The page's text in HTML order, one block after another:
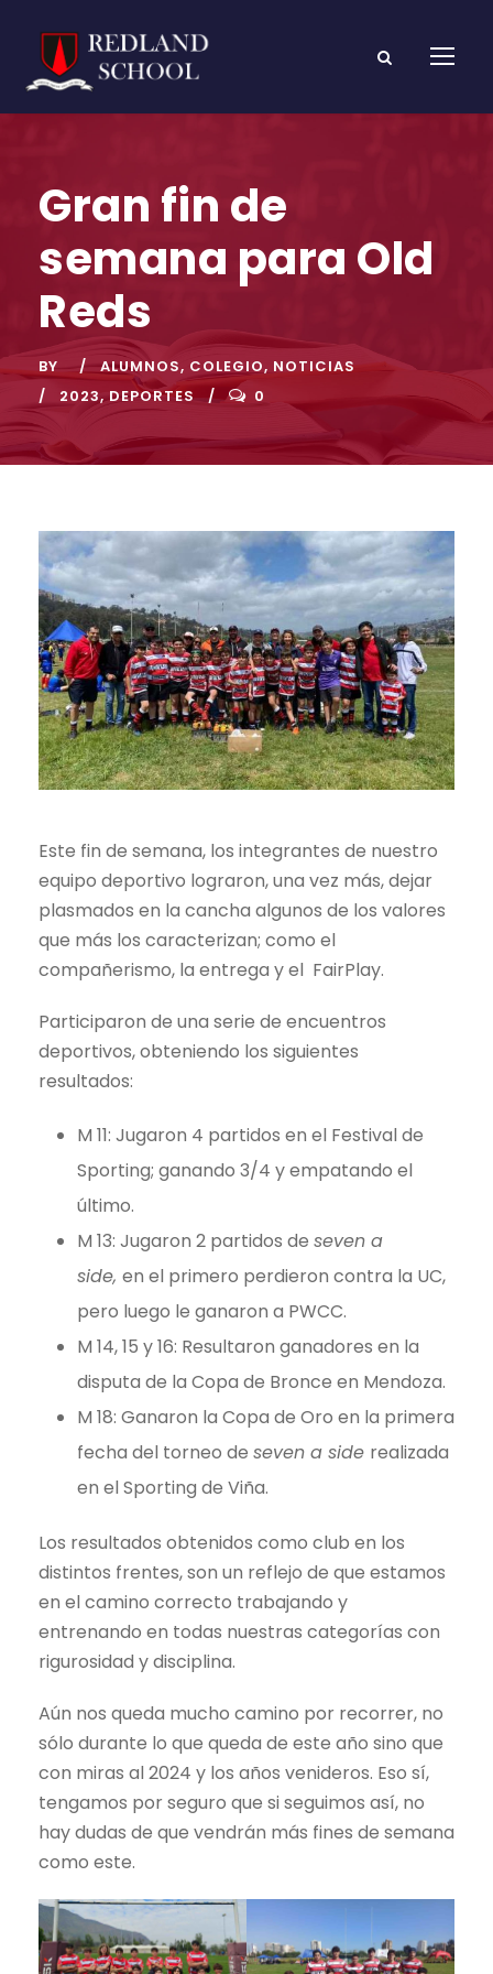
Gran fin de
semana para Old
Reds
BY ALUMNOS, COLEGIO, NOTICIAS
2023, DEPORTES 0
Este fin de semana, los integrantes de nuestro
equipo deportivo lograron, una vez más, dejar
plasmados en la cancha algunos de los valores
que más los caracterizan; como el
compañerismo, la entrega y el FairPlay.
Participaron de una serie de encuentros
deportivos, obteniendo los siguientes
resultados:
M 11: Jugaron 4 partidos en el Festival de
Sporting; ganando 3/4 y empatando el
último.
M 13: Jugaron 2 partidos de seven a
side, en el primero perdieron contra la UC,
pero luego le ganaron a PWCC.
M 14, 15 y 16: Resultaron ganadores en la
disputa de la Copa de Bronce en Mendoza.
M 18: Ganaron la Copa de Oro en la primera
fecha del torneo de seven a side realizada
en el Sporting de Viña.
Los resultados obtenidos como club en los
distintos frentes, son un reflejo de que estamos
en el camino correcto trabajando y
entrenando en todas nuestras categorías con
rigurosidad y disciplina.
Aún nos queda mucho camino por recorrer, no
sólo durante lo que queda de este año sino que
con miras al 2024 y los años venideros. Eso sí,
tengamos por seguro que si seguimos así, no
hay dudas de que vendrán más fines de semana
como este.